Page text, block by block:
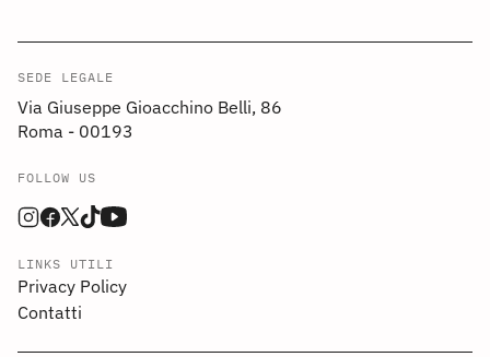
SEDE LEGALE
Via Giuseppe Gioacchino Belli, 86
Roma - 00193
FOLLOW US
LINKS UTILI
Privacy Policy
Contatti